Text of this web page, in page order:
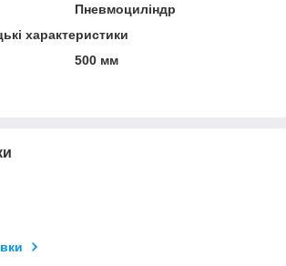
Пневмоциліндр
характеристики
500 мм